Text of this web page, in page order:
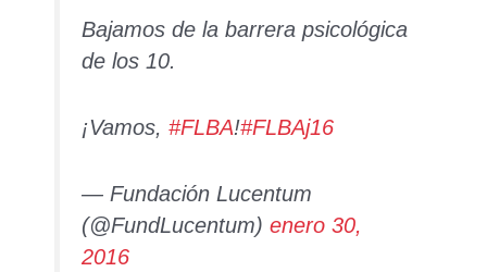
Bajamos de la barrera psicológica
de los 10.
¡Vamos, #FLBA!#FLBAj16
— Fundación Lucentum
(@FundLucentum) enero 30,
2016